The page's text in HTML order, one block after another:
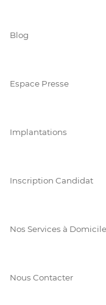
Blog
Espace Presse
Implantations
Inscription Candidat
Nos Services à Domicile
Nous Contacter